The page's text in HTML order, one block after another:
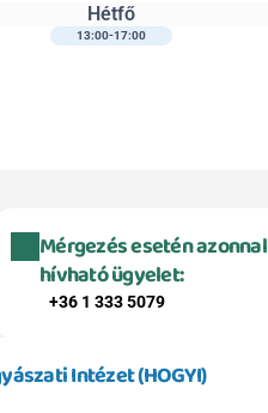
Hétfő
13:00-17:00
Mérgezés esetén azonnal
hívható ügyelet:
+36 1 333 5079
Intézet (HOGYI)